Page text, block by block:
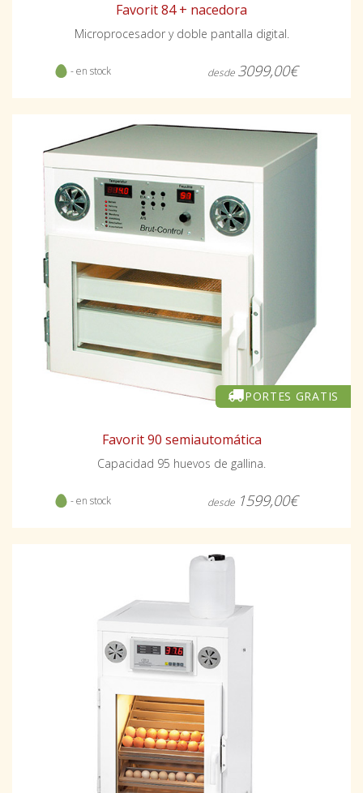
Favorit 84 + nacedora
Microprocesador y doble pantalla digital.
- en stock desde 3099,00€
PORTES GRATIS
Favorit 90 semiautomática
Capacidad 95 huevos de gallina.
- en stock desde 1599,00€